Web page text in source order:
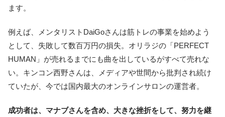
ます。
例えば、メンタリストDaiGoさんは筋トレの事業を始めよう
として、失敗して数百万円の損失。オリラジの「PERFECT
HUMAN」が売れるまでにも曲を出しているがすべて売れな
い。キンコン西野さんは、メディアや世間から批判され続け
ていたが、今では国内最大のオンラインサロンの運営者。
成功者は、マナブさんを含め、大きな挫折をして、努力を継